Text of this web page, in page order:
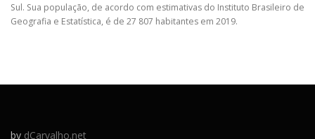
Sul. Sua população, de acordo com estimativas do Instituto Brasileiro de
Geografia e Estatística, é de 27 807 habitantes em 2019.
by dCarvalho.net